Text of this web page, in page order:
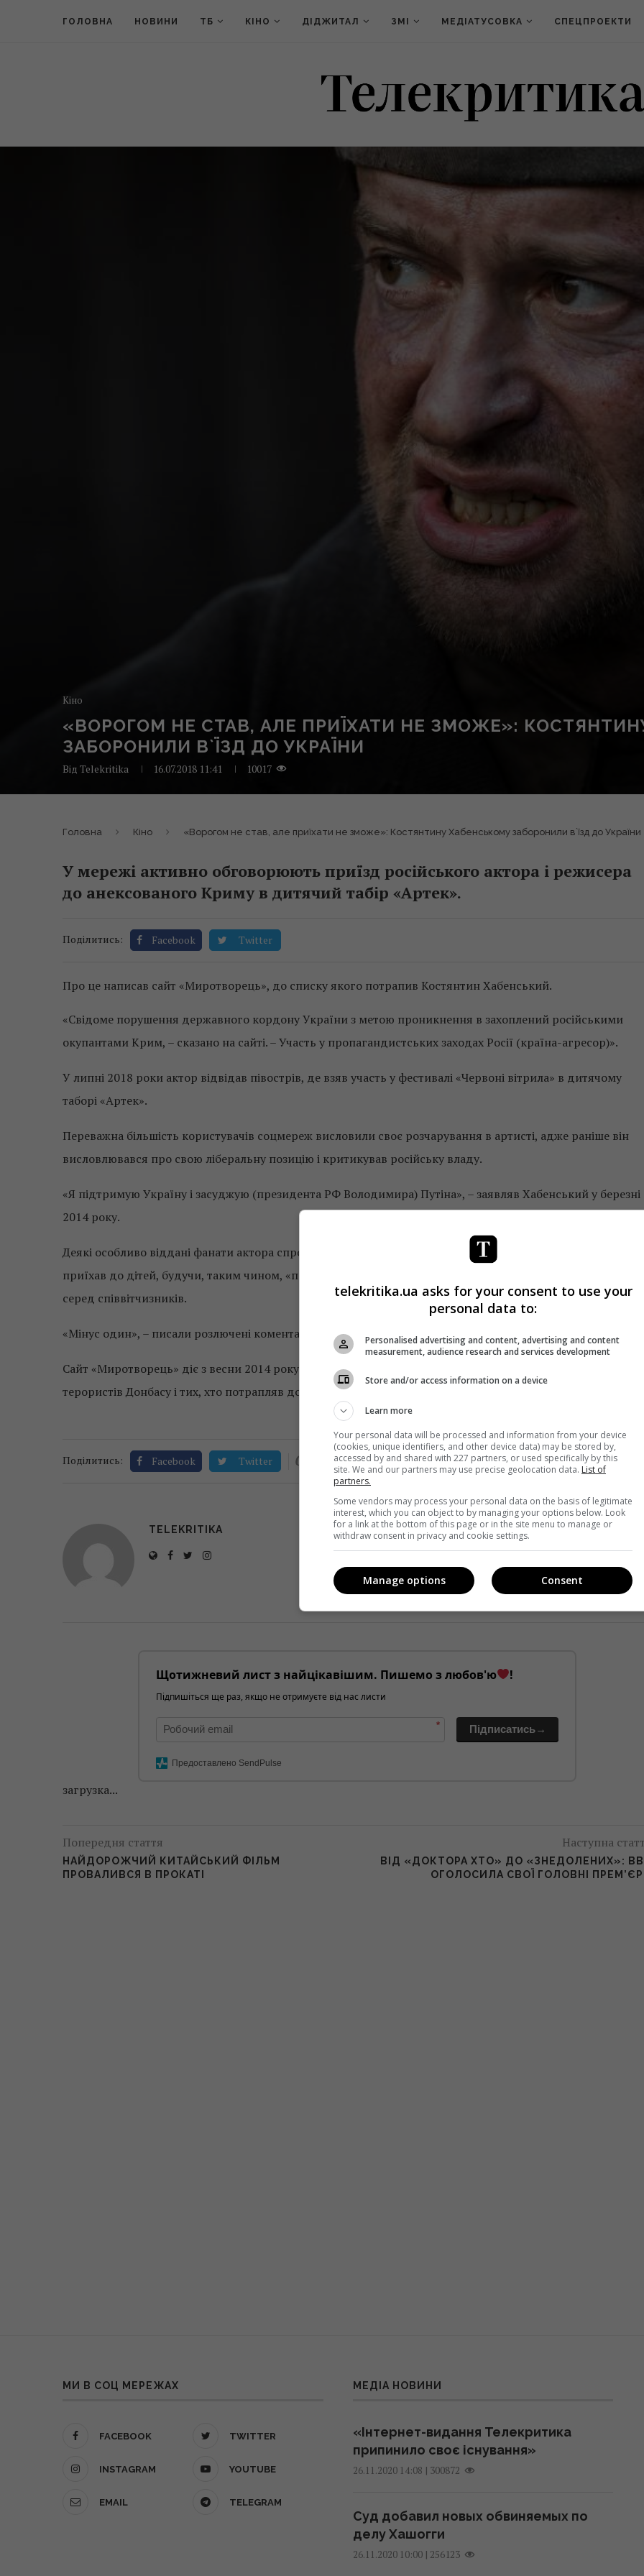
ГОЛОВНА НОВИНИ ТБ КІНО ДІДЖИТАЛ ЗМІ МЕДІАТУСОВКА СПЕЦПРОЕКТИ
Кіно
«ВОРОГОМ НЕ СТАВ, АЛЕ ПРИЇХАТИ НЕ ЗМОЖЕ»:
ЗАБОРОНИЛИ В`ЇЗД ДО УКРАЇНИ
Від Telekritika 16.07.2018 11:41 10017
Головна Кіно «Ворогом не став, але приїхати не зможе»: Костянтину Хабенському заборонили в`їзд до України
У мережі активно обговорюють приїзд російського актора і режисера
до анексованого Криму в дитячий табір «Артек».
Поділитись: Facebook Twitter
Про це написав сайт «Миротворець», до списку якого потрапив Костянтин Хабенський.
«Свідоме порушення державного кордону України з метою проникнення в захоплений російськими
окупантами Крим, – сказано на сайті. – Участь у пропагандистських заходах Росії (країна-агресор)».
У липні 2018 роки актор відвідав півострів, де взяв участь у фестивалі «Червоні вітрила» в дитячому
таборі «Артек».
Переважна більшість користувачів соцмереж висловили своє розчарування в артисті, адже раніше він
висловлювався про свою ліберальну позицію і критикував російську владу.
«Я підтримую Україну і засуджую (президента РФ Володимира) Путіна», – заявляв Хабенський у березні
2014 року.
Деякі особливо віддані фанати актора спробували виправдати вчинок Хабенського тим фактом, що він
приїхав до дітей, будучи, таким чином, «поза політикою», однак вони не знайшли особливої підтримки
серед співвітчизників.
«Мінус один», – писали розлючені коментатори.
Сайт «Миротворець» діє з весни 2014 року. Активісти заявляють, що вносять до бази проекту пособників
терористів Донбасу і тих, хто потрапляв до анексованого Криму всупереч українським законам.
Поділитись: Facebook Twitter 0
TELEKRITIKA
Щотижневий лист з найцікавішим. Пишемо з любов'ю !
Підпишіться ще раз, якщо не отримуєте від нас листи
* Підписатись→
Предоставлено SendPulse
загрузка...
Попередня стаття
НАЙДОРОЖЧИЙ КИТАЙСЬКИЙ ФІЛЬМ
ПРОВАЛИВСЯ В ПРОКАТІ
Наступна
ВІД «ДОКТОРА ХТО» ДО «ЗНЕДОЛЕНИХ»:
ОГОЛОСИЛА СВОЇ ГОЛОВНІ
МИ В СОЦ МЕРЕЖАХ
FACEBOOK TWITTER
INSTAGRAM YOUTUBE
EMAIL TELEGRAM
МЕДІА НОВИНИ
«Інтернет-видання Телекритика
припинило своє існування»
26.11.2020 14:08 | 300872
Суд добавил новых обвиняемых по
делу Хашогги
26.11.2020 10:00| 256123
telekritika.ua asks for your consent to use your
personal data to:
Personalised advertising and content, advertising and content
measurement, audience research and services development
Store and/or access information on a device
Learn more
Your personal data will be processed and information from your device
(cookies, unique identifiers, and other device data) may be stored by,
accessed by and shared with 227 partners, or used specifically by this
site. We and our partners may use precise geolocation data. List of
partners.
Some vendors may process your personal data on the basis of legitimate
interest, which you can object to by managing your options below. Look
for a link at the bottom of this page or in the site menu to manage or
withdraw consent in privacy and cookie settings.
Consent
Manage options